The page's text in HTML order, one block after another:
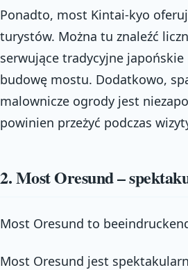
Ponadto, most Kintai-kyo
turystów. Można tu znaleźć
serwujące tradycyjne
budowę mostu. Dodatkowo,
malownicze ogrody jest
powinien przeżyć podczas
2. Most Oresund –
Most Oresund to
Most Oresund jest